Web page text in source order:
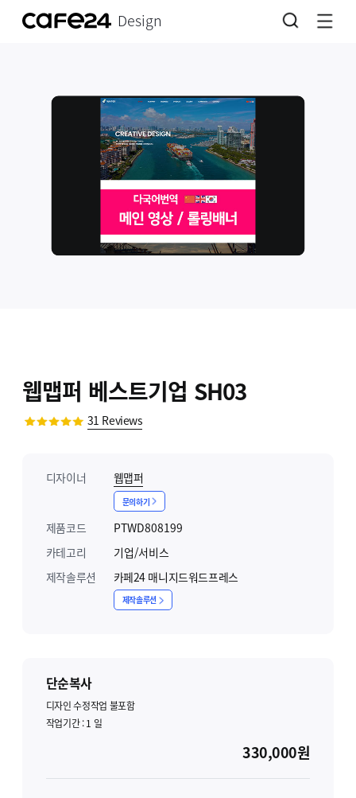
Design
웹맵퍼 베스트기업 SH03
31 Reviews
디자이너 웹맵퍼
문의하기
제품코드
PTWD808199
카테고리
기업/서비스
제작솔루션
카페24 매니지드워드프레스
제작솔루션
단순복사
디자인 수정작업 불포함
작업기간 :1 일
330,000원